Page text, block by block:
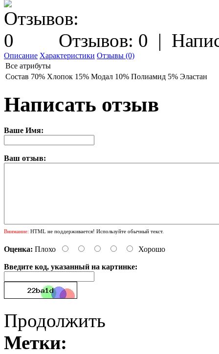
Отзывов: 0 |
Описание Характеристики Отзывы (0)
Все атрибуты
Состав 70% Хлопок 15% Модал 10% Полиамид 5% Эластан
Написать отзыв
Ваше Имя:
Ваш отзыв:
Внимание: HTML не поддерживается! Используйте обычный текст.
Оценка: Плохо Хорошо
Введите код, указанный на картинке:
Продолжить
Метки: